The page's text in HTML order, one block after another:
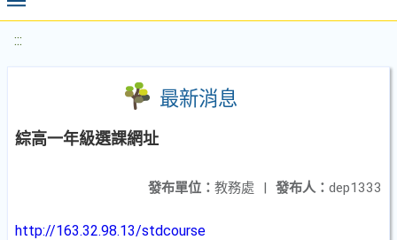
:::
最新消息
綜高一年級選課網址
發布人： dep1333
發布單位： 教務處 |
http://163.32.98.13/stdcourse